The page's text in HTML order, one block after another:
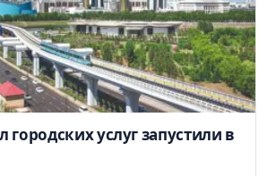
городских услуг запустили в